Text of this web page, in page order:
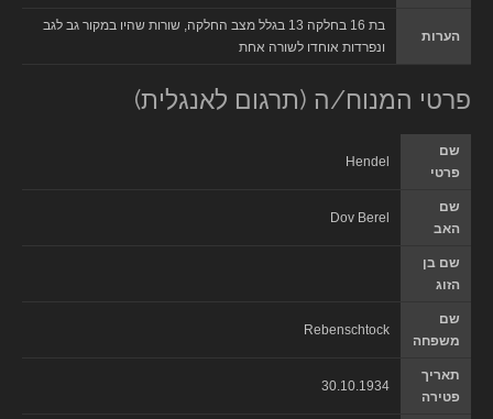
הערות
בת 16 בחלקה 13 בגלל מצב החלקה, שורות שהיו במקור גב לגב
ונפרדות אוחדו לשורה אחת
פרטי המנוח/ה (תרגום לאנגלית)
שם
פרטי
Hendel
שם
האב
Dov Berel
שם בן
הזוג
שם
משפחה
Rebenschtock
תאריך
פטירה
30.10.1934